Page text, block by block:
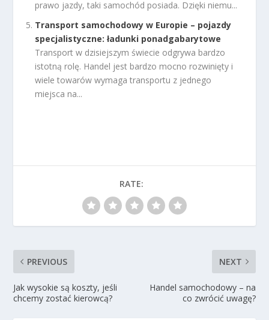
prawo jazdy, taki samochód posiada. Dzięki niemu...
Transport samochodowy w Europie – pojazdy
specjalistyczne: ładunki ponadgabarytowe
Transport w dzisiejszym świecie odgrywa bardzo
istotną rolę. Handel jest bardzo mocno rozwinięty i
wiele towarów wymaga transportu z jednego
miejsca na...
RATE:
PREVIOUS
Jak wysokie są koszty, jeśli
chcemy zostać kierowcą?
NEXT
Handel samochodowy – na
co zwrócić uwagę?